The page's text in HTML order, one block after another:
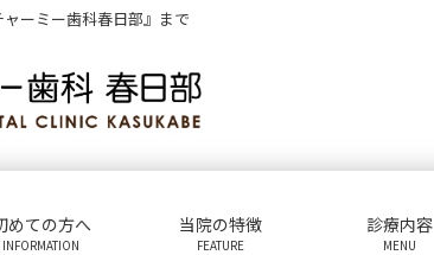
ーミー歯科春日部』まで
めての方へ
INFORMATION
当院の特徴
FEATURE
診療内容
MENU